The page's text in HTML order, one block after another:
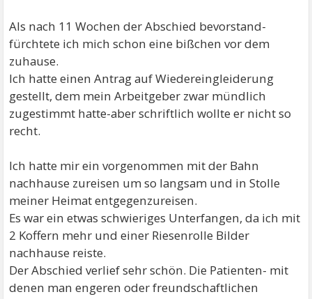
Als nach 11 Wochen der Abschied bevorstand-
fürchtete ich mich schon eine bißchen vor dem
zuhause.
Ich hatte einen Antrag auf Wiedereingleiderung
gestellt, dem mein Arbeitgeber zwar mündlich
zugestimmt hatte-aber schriftlich wollte er nicht so
recht.
Ich hatte mir ein vorgenommen mit der Bahn
nachhause zureisen um so langsam und in Stolle
meiner Heimat entgegenzureisen.
Es war ein etwas schwieriges Unterfangen, da ich mit
2 Koffern mehr und einer Riesenrolle Bilder
nachhause reiste.
Der Abschied verlief sehr schön. Die Patienten- mit
denen man engeren oder freundschaftlichen